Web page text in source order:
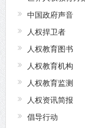
中国政府声音
人权捍卫者
人权教育图书
人权教育机构
人权教育监测
人权资讯简报
倡导行动